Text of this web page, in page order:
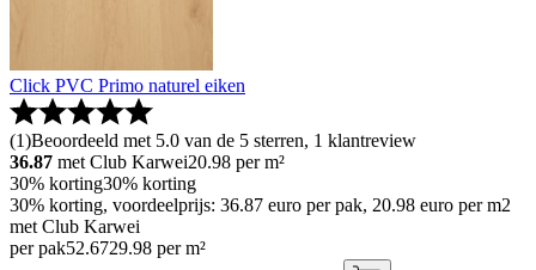
Click PVC Primo naturel eiken
(1)Beoordeeld met 5.0 van de 5 sterren, 1 klantreview
36.87 met Club Karwei20.98 per m²
30% korting30% korting
30% korting, voordeelprijs: 36.87 euro per pak, 20.98 euro per m2
met Club Karwei
per pak52.6729.98 per m²